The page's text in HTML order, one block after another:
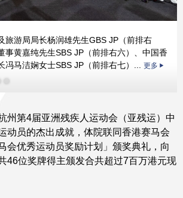
旅游局局长杨润雄先生GBS JP（前排右
事黄嘉纯先生SBS JP（前排右六）、中国香
冯马洁娴女士SBS JP（前排右七）... 更多
州第4届亚洲残疾人运动会（亚残运）中
动员的杰出成就，体院联同香港赛马会
会优秀运动员奖励计划」颁奖典礼，向
46位奖牌得主颁发合共超过7百万港元现